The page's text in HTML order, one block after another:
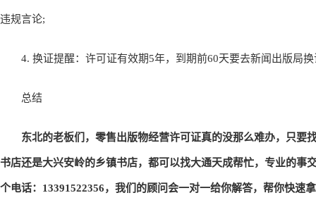
违规言论;
4. 换证提醒：许可证有效期5年，到期前60天要去新闻出版局换
总结
东北的老板们，零售出版物经营许可证真的没那么难办，只要
书店还是大兴安岭的乡镇书店，都可以找大通天成帮忙，专业的事
个电话：13391522356，我们的顾问会一对一给你解答，帮你快速